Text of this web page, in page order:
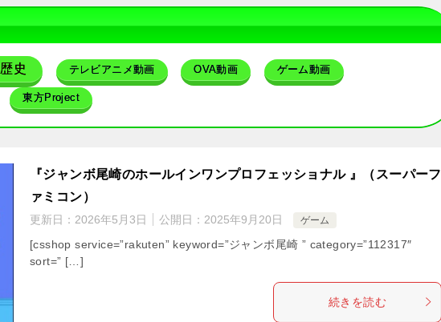
歴史 テレビアニメ動画 OVA動画 ゲーム動画
東方Project
『ジャンボ尾崎のホールインワンプロフェッショナル 』（スーパーフ
ァミコン）
更新日： 2026年5月3日 公開日： 2025年9月20日 ゲーム
[csshop service=”rakuten” keyword=”ジャンボ尾崎 ” category=”112317″
sort=” […]
続きを読む